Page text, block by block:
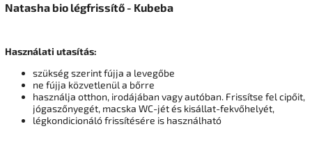
Natasha bio légfrissítő - Kubeba
Használati utasítás:
szükség szerint fújja a levegőbe
ne fújja közvetlenül a bőrre
használja otthon, irodájában vagy autóban. Frissítse fel cipőit,
jógaszőnyegét, macska WC-jét és kisállat-fekvőhelyét,
légkondicionáló frissítésére is használható